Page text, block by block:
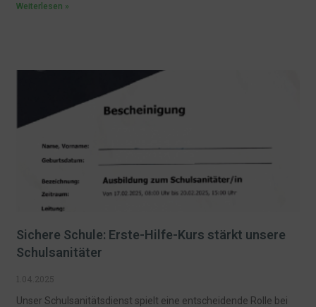
Weiterlesen »
Sichere Schule: Erste-Hilfe-Kurs stärkt unsere
Schulsanitäter
1.04.2025
Unser Schulsanitätsdienst spielt eine entscheidende Rolle bei